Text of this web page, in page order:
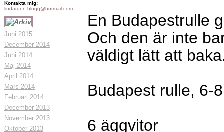
Kontakta mig:
lindarunn.blogg@hotmail.com
Juni 2015
December 2014
Juni 2014
Maj 2014
April 2014
Mars 2014
Februari 2014
December 2013
November 2013
Oktober 2013
En Budapestrulle
Och den är inte
väldigt lätt att
Budapest rulle, 6-
6 äggvitor